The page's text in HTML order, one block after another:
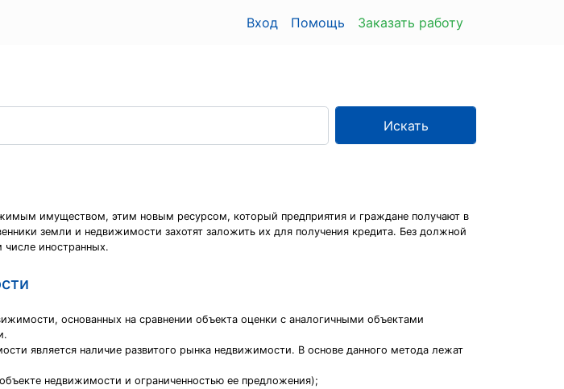
Вход Помощь Заказать работу
Искать
имуществом, этим новым ресурсом, который предприятия и граждане получают в
земли и недвижимости захотят заложить их для получения кредита. Без должной
числе иностранных.
основанных на сравнении объекта оценки с аналогичными объектами
является наличие развитого рынка недвижимости. В основе данного метода лежат
недвижимости и ограниченностью ее предложения);